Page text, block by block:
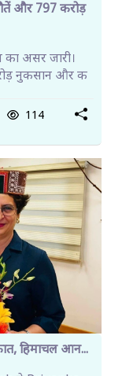
और 797 करोड़
असर जारी।
नुकसान और क
114
हिमाचल आन...